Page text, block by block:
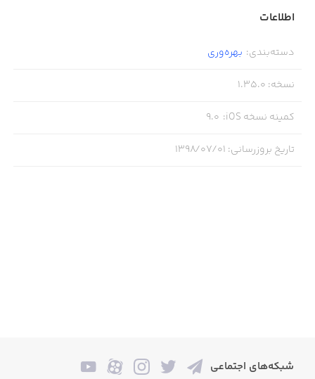
· پشتیبانی از آیکلود (iCloud)
· امکان قفل برنامه با گذرواژه/ اثر انگشت
اطلاعات
دسته‌بندی: بهره‌وری
نسخه:
1.35.0
کمینه نسخه iOS :
9.0
تاریخ بروزرسانی: ۱۳۹۸/۰۷/۰۱
شبکه‌های اجتماعی